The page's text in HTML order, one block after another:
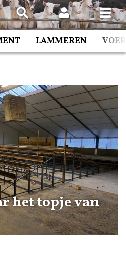
LAMMEREN
het topje van